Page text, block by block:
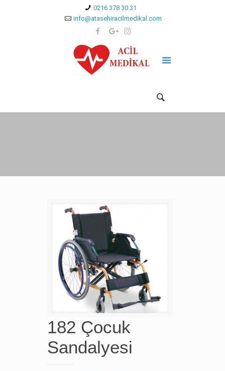
0216 378 30 31
info@atasehiracilmedikal.com
182 Çocuk
Sandalyesi